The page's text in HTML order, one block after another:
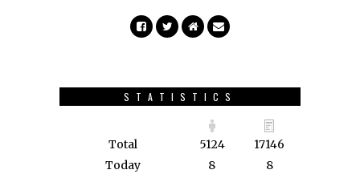
STATISTICS
Total 5124
17146
Today
8
8